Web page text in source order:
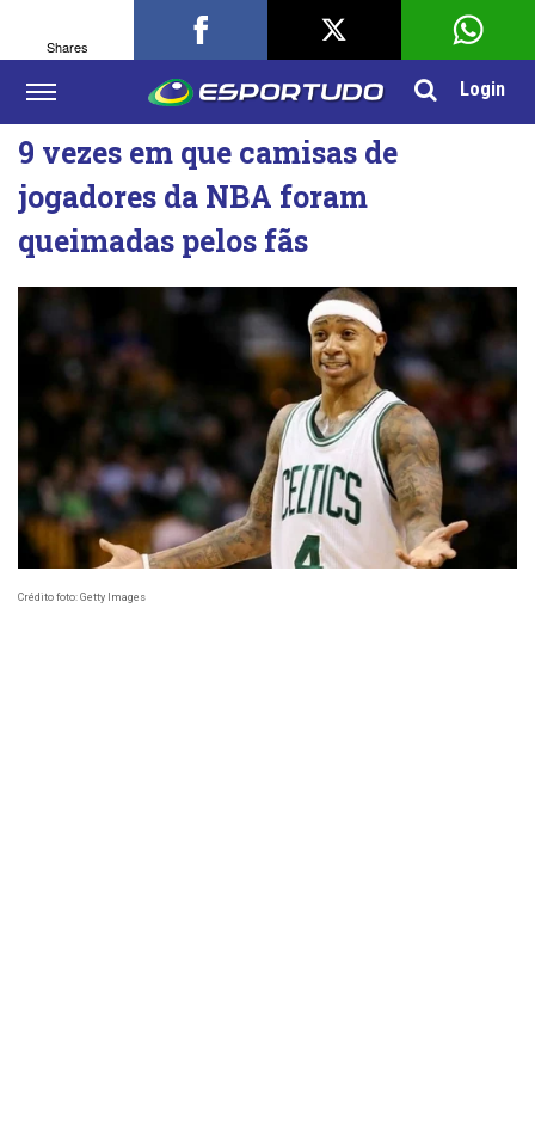
Login
9 vezes em que camisas de
jogadores da NBA foram
queimadas pelos fãs
Crédito foto: Getty Images
Shares